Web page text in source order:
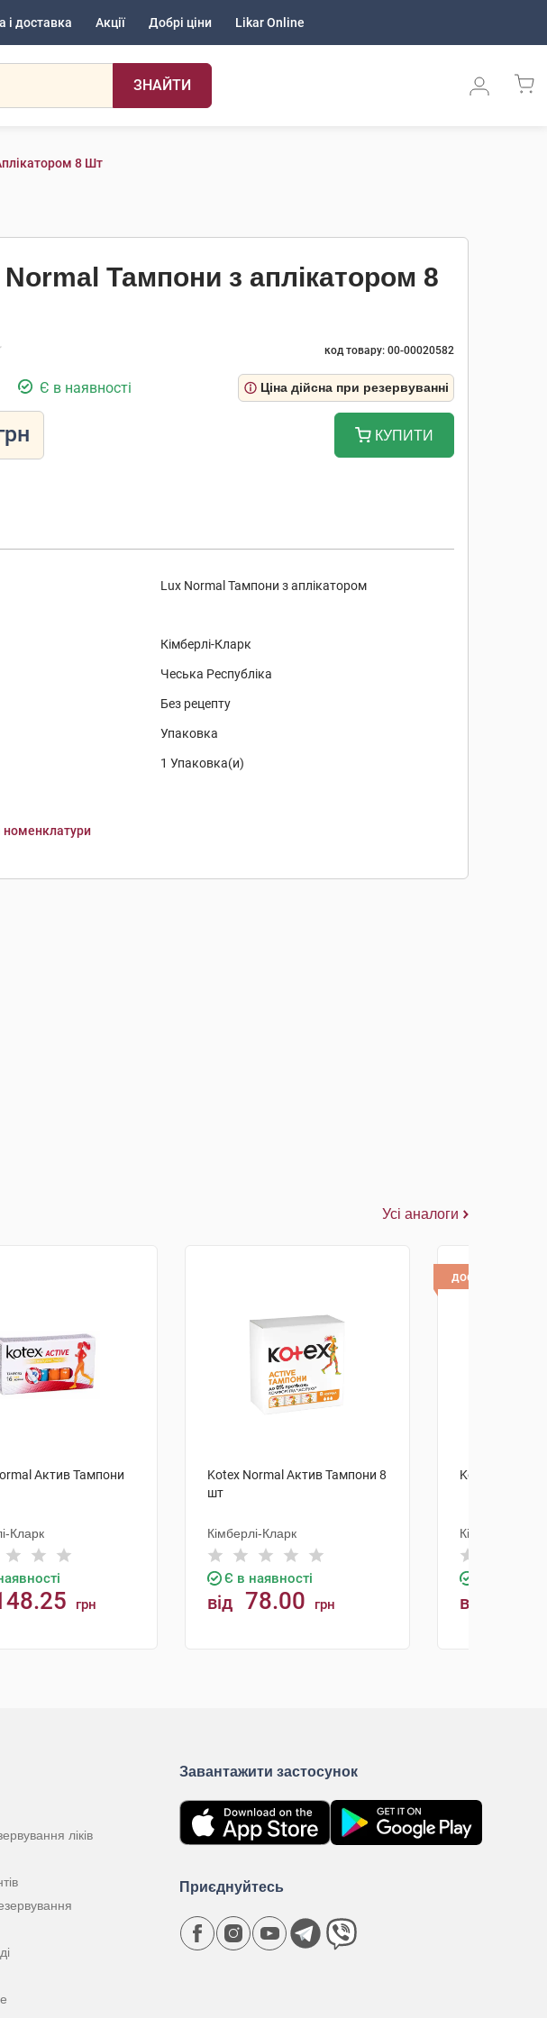
і доставка Акції Добрі ціни Likar Online
ЗНАЙТИ
8 Шт
Тампони з аплікатором 8
код товару: 00-00020582
Є в наявності Ціна дійсна при резервуванні
КУПИТИ
Lux Normal Тампони з аплікатором
Кімберлі-Кларк
Чеська Республіка
Без рецепту
Упаковка
1 Упаковка(и)
номенклатури
Усі аналоги
Актив Тампони
Кларк
грн
Kotex Normal Актив Тампони 8
шт
Кімберлі-Кларк
Є в наявності
від 78.00 грн
доставка
Kotex Normal
Кімберлі-
від
ліків
Завантажити застосунок
Приєднуйтесь